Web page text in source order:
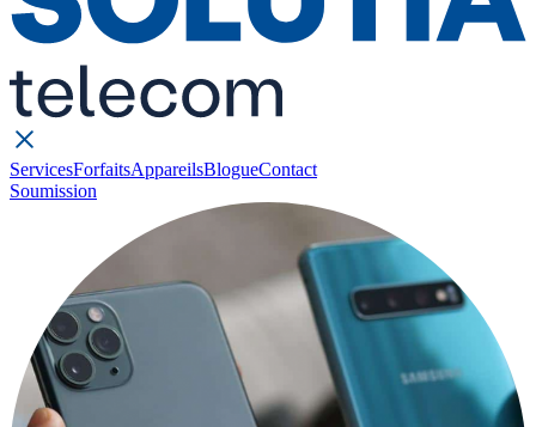
ServicesForfaitsAppareilsBlogueContact
Soumission